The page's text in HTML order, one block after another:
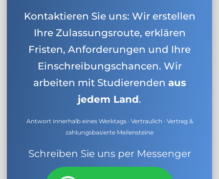
Kontaktieren Sie uns: Wir erstellen
Ihre Zulassungsroute, erklären
Fristen, Anforderungen und Ihre
Einschreibungschancen. Wir
arbeiten mit Studierenden aus
jedem Land.
Antwort innerhalb eines Werktags · Vertraulich · Vertrag &
zahlungsbasierte Meilensteine
Schreiben Sie uns per Messenger